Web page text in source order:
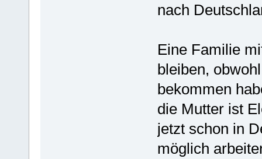
nach
Eine Familie
bleiben,
bekommen
die Mutter ist
jetzt schon in
möglich